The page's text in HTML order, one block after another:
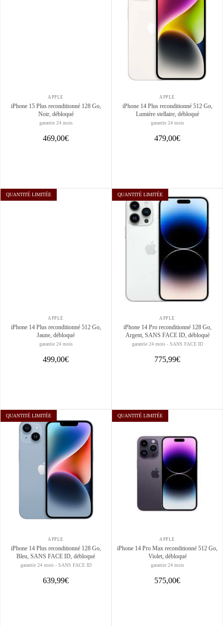
APPLE
iPhone 15 Plus reconditionné 128 Go,
Noir, débloqué
garantie 24 mois
469,00€
APPLE
iPhone 14 Plus reconditionné 512 Go,
Lumière stellaire, débloqué
garantie 24 mois
479,00€
QUANTITÉ LIMITÉE
APPLE
iPhone 14 Plus reconditionné 512 Go,
Jaune, débloqué
garantie 24 mois
499,00€
QUANTITÉ LIMITÉE
APPLE
iPhone 14 Pro reconditionné 128 Go,
Argent, SANS FACE ID, débloqué
garantie 24 mois - SANS FACE ID
775,99€
QUANTITÉ LIMITÉE
APPLE
iPhone 14 Plus reconditionné 128 Go,
Bleu, SANS FACE ID, débloqué
garantie 24 mois - SANS FACE ID
639,99€
QUANTITÉ LIMITÉE
APPLE
iPhone 14 Pro Max reconditionné 512 Go,
Violet, débloqué
garantie 24 mois
575,00€